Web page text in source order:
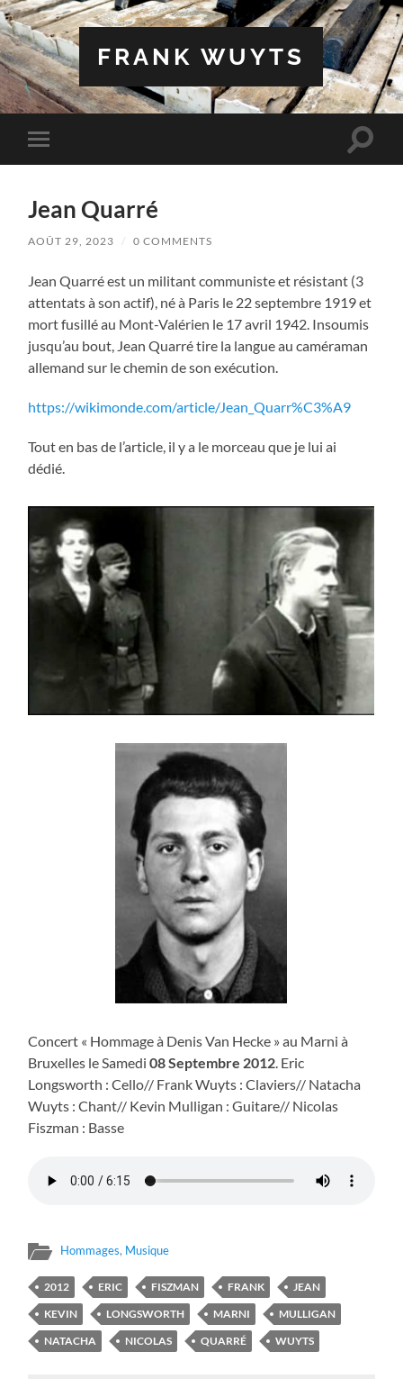
FRANK WUYTS
Toggle
mobile
Toggle
Jean Quarré
AOÛT 29, 2023 / 0 COMMENTS
Jean Quarré est un militant communiste et résistant (3
attentats à son actif), né à Paris le 22 septembre 1919 et
mort fusillé au Mont-Valérien le 17 avril 1942. Insoumis
jusqu’au bout, Jean Quarré tire la langue au caméraman
allemand sur le chemin de son exécution.
https://wikimonde.com/article/Jean_Quarr%C3%A9
Tout en bas de l’article, il y a le morceau que je lui ai
dédié.
Concert « Hommage à Denis Van Hecke » au Marni à
Bruxelles le Samedi08 Septembre 2012 . Eric
Longsworth : Cello// Frank Wuyts : Claviers// Natacha
Wuyts : Chant// Kevin Mulligan : Guitare// Nicolas
Fiszman : Basse
Hommages, Musique
2012 ERIC FISZMAN FRANK
JEAN
KEVIN
LONGSWORTH MARNI
MULLIGAN
NATACHA
NICOLAS QUARRÉ WUYTS